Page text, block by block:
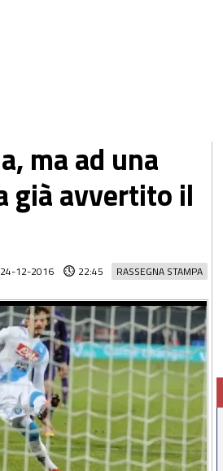
ma ad una
già avvertito il
RASSEGNA STAMPA
24-12-2016 22:45